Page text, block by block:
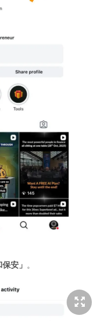
保安」 。